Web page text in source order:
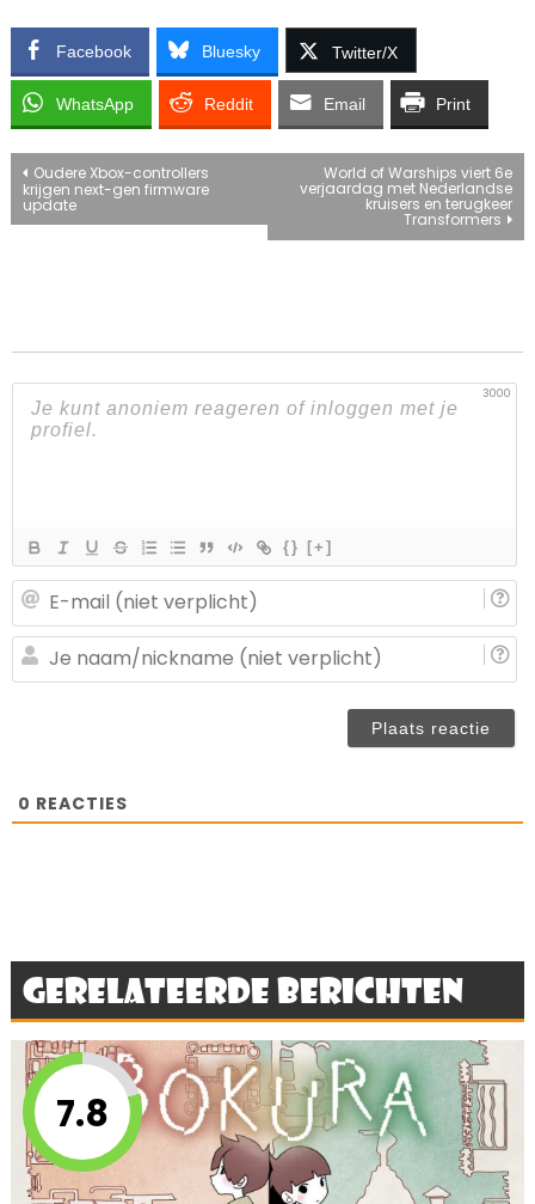
Facebook Bluesky Twitter/X
WhatsApp Reddit Email Print
Bericht
navigatie
Oudere Xbox-controllers
krijgen next-gen firmware
update
World of Warships viert 6e
verjaardag met Nederlandse
kruisers en terugkeer
Transformers
3000
{} [+]
0 REACTIES
Gerelateerde berichten
7.8